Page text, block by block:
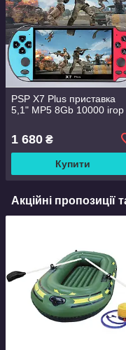
PSP X7 Plus приставка
5,1" MP5 8Gb 10000 ігор
1 680 ₴
Купити
Акційні пропозиції